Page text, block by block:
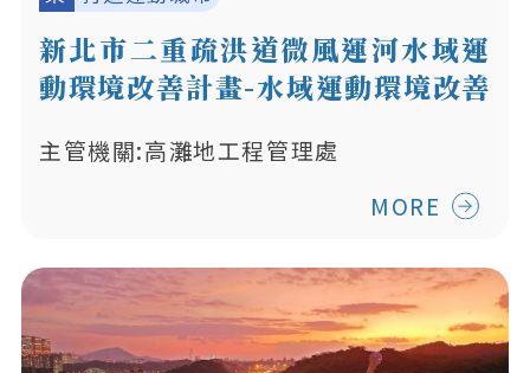
新北市二重疏洪道微風運河水域運
動環境改善計畫-水域運動環境改善
主管機關:高灘地工程管理處
MORE